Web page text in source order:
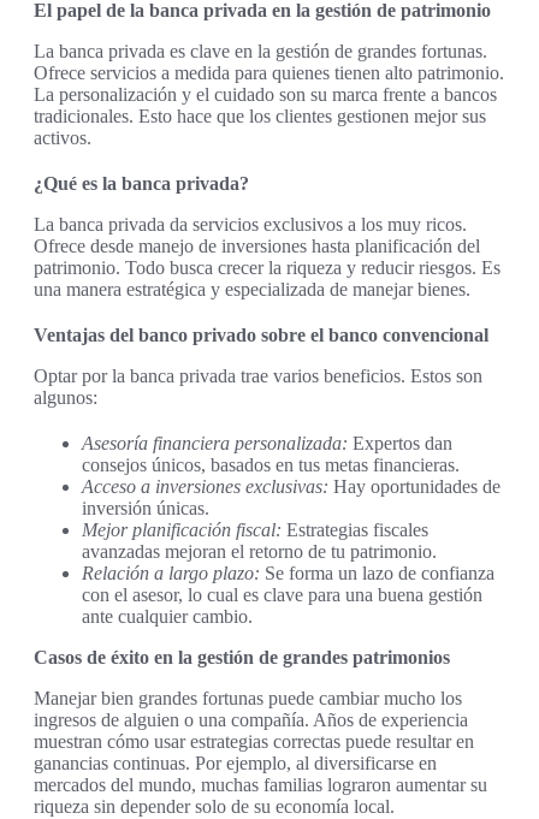
El papel de la banca privada en la gestión de patrimonio
La banca privada es clave en la gestión de grandes fortunas.
Ofrece servicios a medida para quienes tienen alto patrimonio.
La personalización y el cuidado son su marca frente a bancos
tradicionales. Esto hace que los clientes gestionen mejor sus
activos.
¿Qué es la banca privada?
La banca privada da servicios exclusivos a los muy ricos.
Ofrece desde manejo de inversiones hasta planificación del
patrimonio. Todo busca crecer la riqueza y reducir riesgos. Es
una manera estratégica y especializada de manejar bienes.
Ventajas del banco privado sobre el banco convencional
Optar por la banca privada trae varios beneficios. Estos son
algunos:
Asesoría financiera personalizada: Expertos dan
consejos únicos, basados en tus metas financieras.
Acceso a inversiones exclusivas: Hay oportunidades de
inversión únicas.
Mejor planificación fiscal: Estrategias fiscales
avanzadas mejoran el retorno de tu patrimonio.
Relación a largo plazo: Se forma un lazo de confianza
con el asesor, lo cual es clave para una buena gestión
ante cualquier cambio.
Casos de éxito en la gestión de grandes patrimonios
Manejar bien grandes fortunas puede cambiar mucho los
ingresos de alguien o una compañía. Años de experiencia
muestran cómo usar estrategias correctas puede resultar en
ganancias continuas. Por ejemplo, al diversificarse en
mercados del mundo, muchas familias lograron aumentar su
riqueza sin depender solo de su economía local.